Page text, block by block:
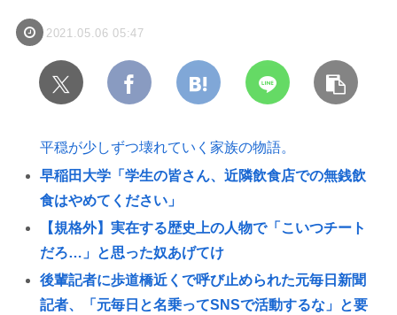
2021.05.06 05:47
平穏が少しずつ壊れていく家族の物語。
早稲田大学「学生の皆さん、近隣飲食店での無銭飲
食はやめてください」
【規格外】実在する歴史上の人物で「こいつチート
だろ…」と思った奴あげてけ
後輩記者に歩道橋近くで呼び止められた元毎日新聞
記者、「元毎日と名乗ってSNSで活動するな」と要